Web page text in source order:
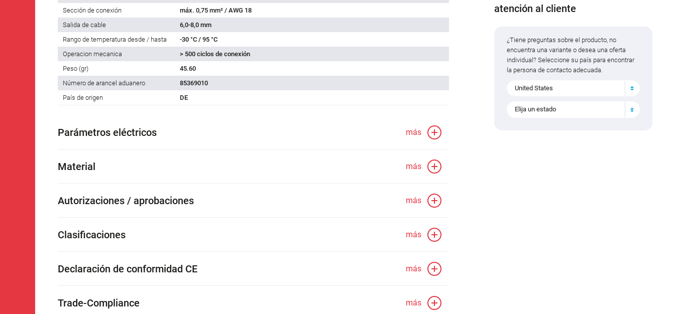
Sección de conexión
máx. 0,75 mm² / AWG 18
Salida de cable
6,0-8,0 mm
Rango de temperatura desde / hasta
-30 °C / 95 °C
Operacion mecanica
> 500 ciclos de conexión
Peso (gr)
45.60
Número de arancel aduanero
85369010
País de origen
DE
Parámetros eléctricos más
Material más
Autorizaciones / aprobaciones más
Clasificaciones más
Declaración de conformidad CE más
Trade-Compliance más
atención al cliente
¿Tiene preguntas sobre el producto, no
encuentra una variante o desea una oferta
individual? Seleccione su país para encontrar
la persona de contacto adecuada.
United States
Elija un estado